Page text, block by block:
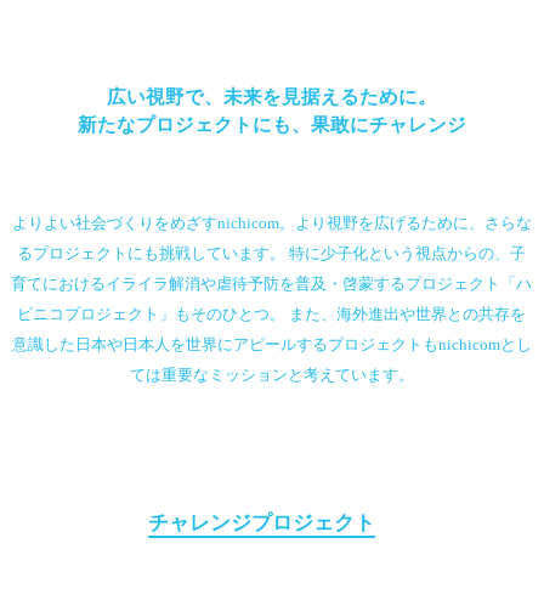
広い視野で、未来を見据えるために。
新たなプロジェクトにも、 果敢にチャレンジ
よりよい社会づくりをめざすnichicom。
より視野を広げるために、さらな
るプロジェクトにも挑戦しています。
特に少子化という視点からの、子
育てにおけるイライラ解消や虐待予防を普及・啓蒙するプロジェクト
「ハ
ピニコプロジェクト」もそのひとつ。
また、海外進出や世界との共存を
意識した日本や日本人を世界にアピールするプロジェクトもnichicomとし
ては重要なミッションと考えています。
チャレンジプロジェクト